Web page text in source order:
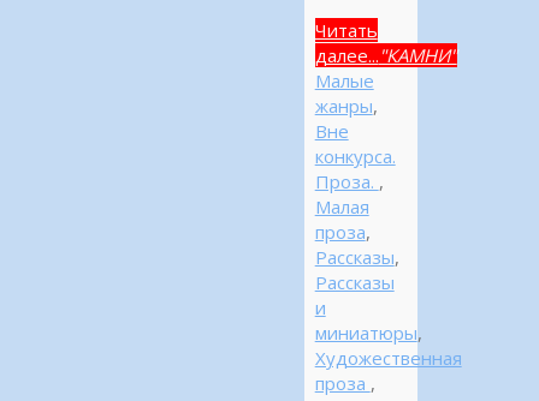
Читать
далее... "КАМНИ"
Малые
жанры,
Вне
конкурса.
Проза. ,
Малая
проза,
Рассказы,
Рассказы
и
миниатюры,
Художественная
проза ,